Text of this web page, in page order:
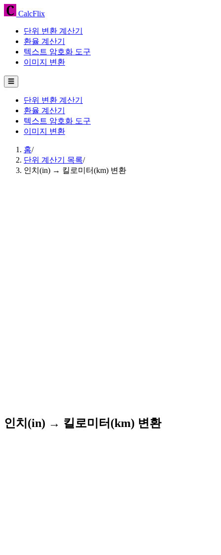
CalcFlix
단위 변환 계산기
환율 계산기
텍스트 암호화 도구
이미지 변환
☰
단위 변환 계산기
환율 계산기
텍스트 암호화 도구
이미지 변환
홈/
단위 계산기 목록/
인치(in) → 킬로미터(km) 변환
인치(in) → 킬로미터(km) 변환